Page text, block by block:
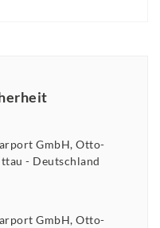
GmbH Otto-
Deutschland
GmbH Otto-